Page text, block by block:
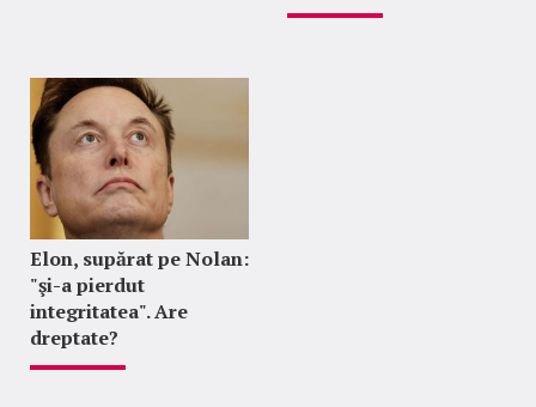
Elon, supărat pe Nolan:
"şi-a pierdut
integritatea". Are
dreptate?